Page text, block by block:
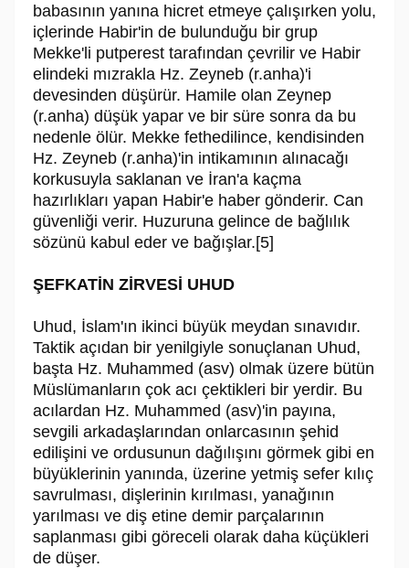
babasının yanına hicret etmeye çalışırken yolu,
içlerinde Habir'in de bulunduğu bir grup
Mekke'li putperest tarafından çevrilir ve Habir
elindeki mızrakla Hz. Zeyneb (r.anha)'i
devesinden düşürür. Hamile olan Zeynep
(r.anha) düşük yapar ve bir süre sonra da bu
nedenle ölür. Mekke fethedilince, kendisinden
Hz. Zeyneb (r.anha)'in intikamının alınacağı
korkusuyla saklanan ve İran'a kaçma
hazırlıkları yapan Habir'e haber gönderir. Can
güvenliği verir. Huzuruna gelince de bağlılık
sözünü kabul eder ve bağışlar.[5]
ŞEFKATİN ZİRVESİ UHUD
Uhud, İslam'ın ikinci büyük meydan sınavıdır.
Taktik açıdan bir yenilgiyle sonuçlanan Uhud,
başta Hz. Muhammed (asv) olmak üzere bütün
Müslümanların çok acı çektikleri bir yerdir. Bu
acılardan Hz. Muhammed (asv)'in payına,
sevgili arkadaşlarından onlarcasının şehid
edilişini ve ordusunun dağılışını görmek gibi en
büyüklerinin yanında, üzerine yetmiş sefer kılıç
savrulması, dişlerinin kırılması, yanağının
yarılması ve diş etine demir parçalarının
saplanması gibi göreceli olarak daha küçükleri
de düşer.